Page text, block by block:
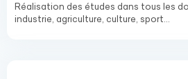
Réalisation des études dans tous les
industrie, agriculture, culture, sport...